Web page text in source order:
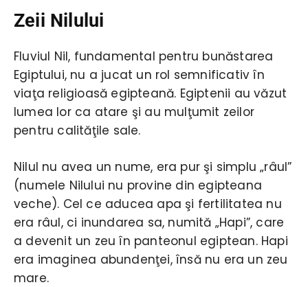
Zeii Nilului
Fluviul Nil, fundamental pentru bunăstarea
Egiptului, nu a jucat un rol semnificativ în
viaţa religioasă egipteană. Egiptenii au văzut
lumea lor ca atare şi au mulţumit zeilor
pentru calităţile sale.
Nilul nu avea un nume, era pur şi simplu „râul”
(numele Nilului nu provine din egipteana
veche). Cel ce aducea apa şi fertilitatea nu
era râul, ci inundarea sa, numită „Hapi”, care
a devenit un zeu în panteonul egiptean. Hapi
era imaginea abundenţei, însă nu era un zeu
mare.